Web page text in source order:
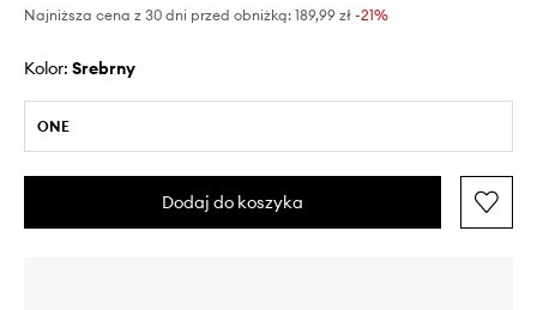
Najniższa cena z 30 dni przed obniżką: 189,99 zł -21%
Kolor: srebrny
ONE
Dodaj do koszyka